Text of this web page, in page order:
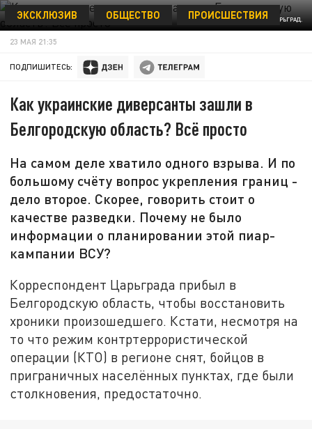
ФОТО: ЦАРЬГРАД.
ЭКСКЛЮЗИВ ОБЩЕСТВО ПРОИСШЕСТВИЯ
23 МАЯ 21:35
ПОДПИШИТЕСЬ:
Как украинские диверсанты зашли в
Белгородскую область? Всё просто
На самом деле хватило одного взрыва. И по
большому счёту вопрос укрепления границ -
дело второе. Скорее, говорить стоит о
качестве разведки. Почему не было
информации о планировании этой пиар-
кампании ВСУ?
Корреспондент Царьграда прибыл в
Белгородскую область, чтобы восстановить
хроники произошедшего. Кстати, несмотря на
то что режим контртеррористической
операции (КТО) в регионе снят, бойцов в
приграничных населённых пунктах, где были
столкновения, предостаточно.